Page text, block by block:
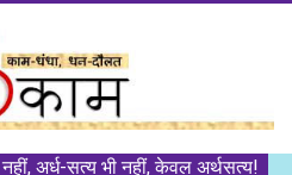
अर्ध-सत्य भी नहीं, केवल अर्थसत्य!